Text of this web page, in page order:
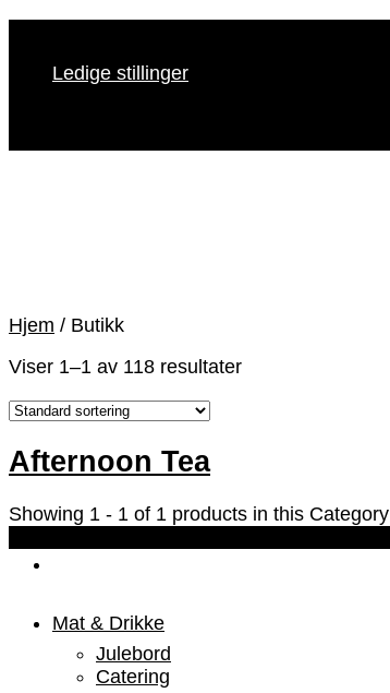
contentLedige stillinger
Mat & Drikke
Julebord
Catering
Hjem / Butikk
Viser 1–1 av 118 resultater
Afternoon Tea
Showing 1 - 1 of 1 products in this Category